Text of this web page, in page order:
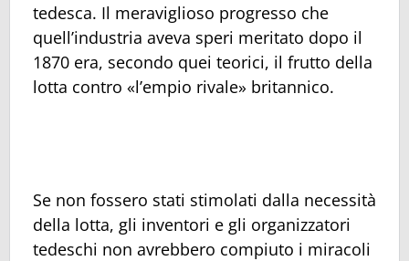
tedesca. Il meraviglioso progresso che
quell’industria aveva speri meritato dopo il
1870 era, secondo quei teorici, il frutto della
lotta contro «l’empio rivale» britannico.
Se non fossero stati stimolati dalla necessità
della lotta, gli inventori e gli organizzatori
tedeschi non avrebbero compiuto i miracoli